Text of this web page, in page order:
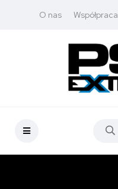
O nas Współpraca